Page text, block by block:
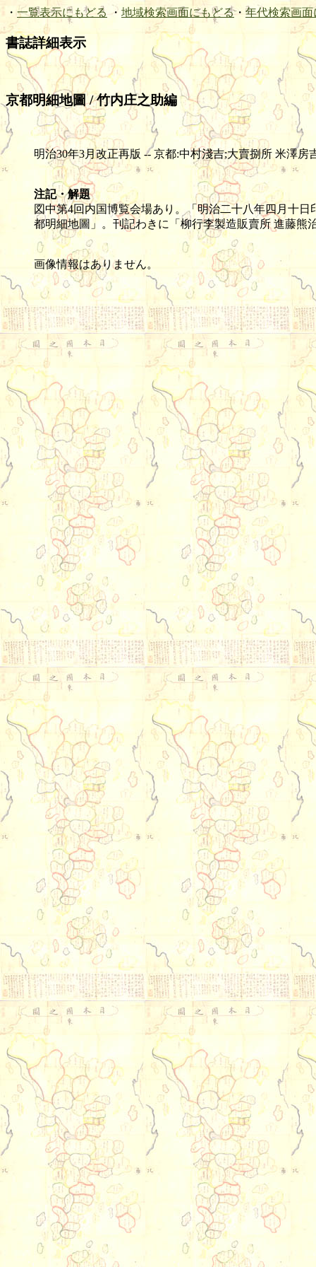
・ 一覧表示にもどる ・ 地域検索画面にもどる・ 年代検索画面
書誌詳細表示
京都明細地圖 / 竹内庄之助編
明治30年3月改正再版 -- 京都:中村淺吉;大賣捌所 米澤房
注記・解題
図中第4回内国博覧会場あり。「明治二十八年四月十
都明細地圖」。刊記わきに「柳行李製造販賣所 進藤熊
画像情報はありません。